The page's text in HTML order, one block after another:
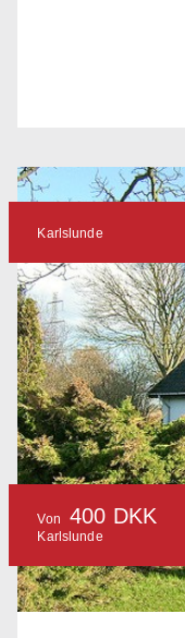
Karlslunde
Von 400 DKK
Karlslunde